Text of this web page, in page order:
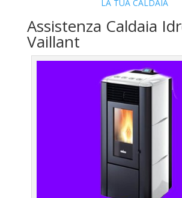
LA TUA CALDAIA
Assistenza Caldaia
Vaillant